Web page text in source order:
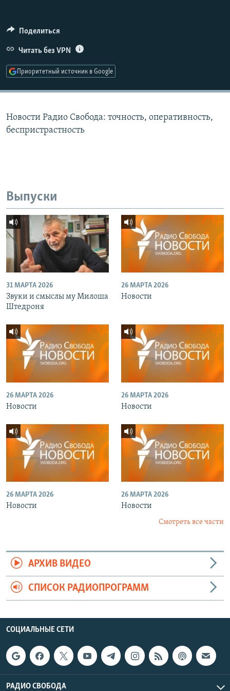
ПОДПИШИТЕСЬ НА РАССЫЛКУ
СОЦИАЛЬНЫЕ СЕТИ
Поделиться
Читать без VPN
Приоритетный источник в Google
Новости Радио Свобода: точность, оперативность,
беспристрастность
Выпуски
31 МАРТА 2026
Звуки и смыслы му Милоша
Штедроня
26 МАРТА 2026
Новости
26 МАРТА 2026
Новости
26 МАРТА 2026
Новости
26 МАРТА 2026
Новости
26 МАРТА 2026
Новости
Смотреть все части
АРХИВ ВИДЕО
СПИСОК РАДИОПРОГРАММ
СОЦИАЛЬНЫЕ СЕТИ
РАДИО СВОБОДА